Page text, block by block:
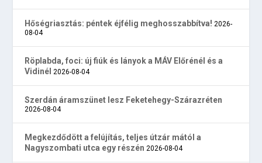
Hőségriasztás: péntek éjfélig meghosszabbítva! 2026-
08-04
Röplabda, foci: új fiúk és lányok a MÁV Előrénél és a
Vidinél 2026-08-04
Szerdán áramszünet lesz Feketehegy-Szárazréten
2026-08-04
Megkezdődött a felújítás, teljes útzár mától a
Nagyszombati utca egy részén 2026-08-04